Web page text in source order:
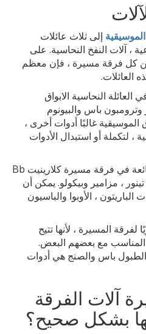
إلى ثلاث عائلات
، آلات النفخ النحاسية. على
كل فرقة مسيرة ، فإن معظم
العائلات.
النحاسية الابواق
وترومبون باس والبيونوم
غالبًا أدوات أخرى ،
، لتكملة أو استبدال الأدوات
تشمل آلات النفخ الخشبية الشائعة في فرقة مسيرة كلارينيت Bb
، مزامير وبيكولو. يمكن أن
، الأوبوا والباسيون
لفرقة المسيرة ، لأنها تتيح
مع بعضهم البعض.
الطبول باس والصنج هي أدوات
آلات الفرقة
بشكل صحيح؟